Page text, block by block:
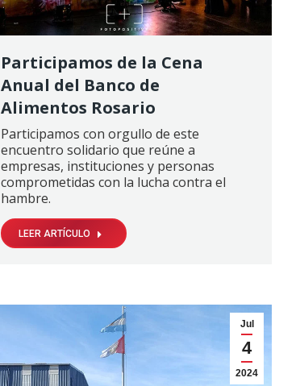
Participamos de la Cena
Anual del Banco de
Alimentos Rosario
Participamos con orgullo de este
encuentro solidario que reúne a
empresas, instituciones y personas
comprometidas con la lucha contra el
hambre.
LEER ARTÍCULO
Jul
4
2024